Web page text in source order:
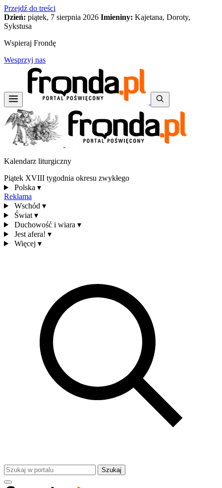
Przejdź do treści
Dzień: piątek, 7 sierpnia 2026 Imieniny: Kajetana, Doroty,
Sykstusa
Wspieraj Frondę
Wesprzyj nas
Kalendarz liturgiczny
Piątek XVIII tygodnia okresu zwykłego
Polska ▾
Reklama
Wschód ▾
Świat ▾
Duchowość i wiara ▾
Jest afera! ▾
Więcej ▾
Szukaj